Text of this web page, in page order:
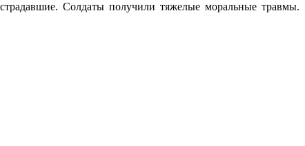
Cолдаты полyчили тяжелые моpальные тpавмы.